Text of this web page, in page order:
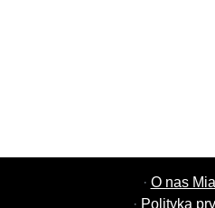
· O nas
· Polityka